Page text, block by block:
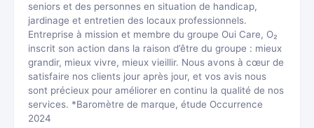
seniors et des personnes en situation de handicap,
jardinage et entretien des locaux professionnels.
Entreprise à mission et membre du groupe Oui Care, O₂
inscrit son action dans la raison d’être du groupe : mieux
grandir, mieux vivre, mieux vieillir. Nous avons à cœur de
satisfaire nos clients jour après jour, et vos avis nous
sont précieux pour améliorer en continu la qualité de nos
services. *Baromètre de marque, étude Occurrence
2024